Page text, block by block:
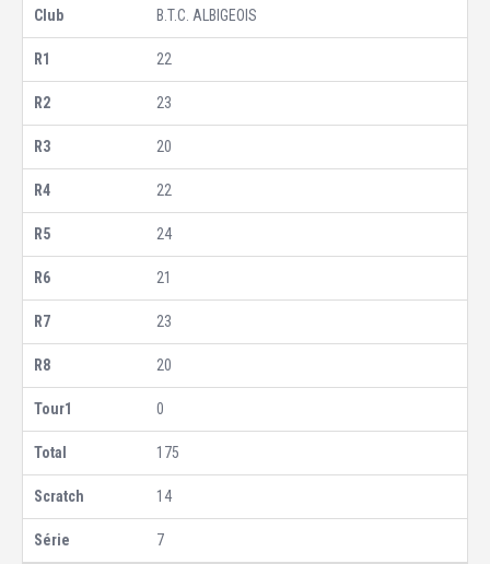
B.T.C. ALBIGEOIS
22
23
20
22
24
21
23
20
0
175
14
7